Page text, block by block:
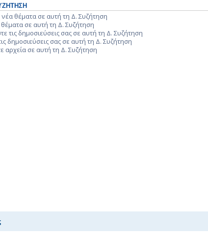
θέματα σε αυτή τη Δ. Συζήτηση
σε αυτή τη Δ. Συζήτηση
τις δημοσιεύσεις σας σε αυτή τη Δ. Συζήτηση
δημοσιεύσεις σας σε αυτή τη Δ. Συζήτηση
αρχεία σε αυτή τη Δ. Συζήτηση